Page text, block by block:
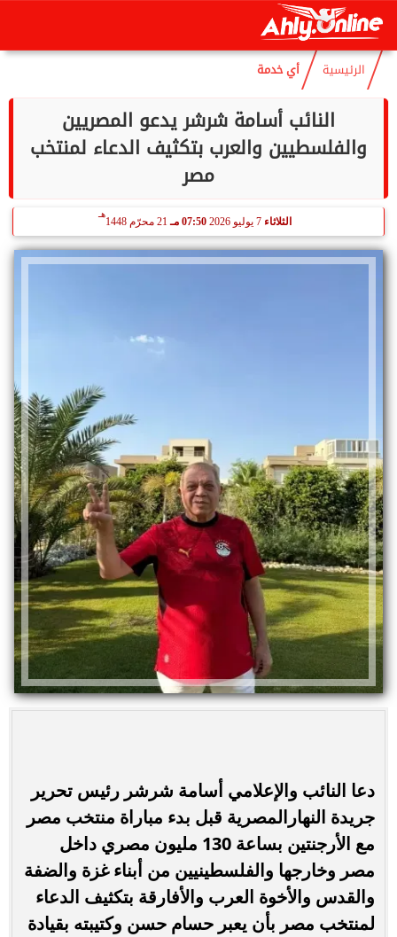
السبت
الرئيسية أي خدمة
النائب أسامة شرشر يدعو المصريين
والفلسطيين والعرب بتكثيف الدعاء لمنتخب
مصر
الثلاثاء 07:50 مـ 21 محرّم 1448
هـ
دعا النائب والإعلامي أسامة شرشر رئيس تحرير
جريدة النهارالمصرية قبل بدء مباراة منتخب مصر
مع الأرجنتين بساعة 130 مليون مصري داخل
مصر وخارجها والفلسطينيين من أبناء غزة والضفة
والقدس والأخوة العرب والأفارقة بتكثيف الدعاء
لمنتخب مصر بأن يعبر حسام حسن وكتيبته بقيادة